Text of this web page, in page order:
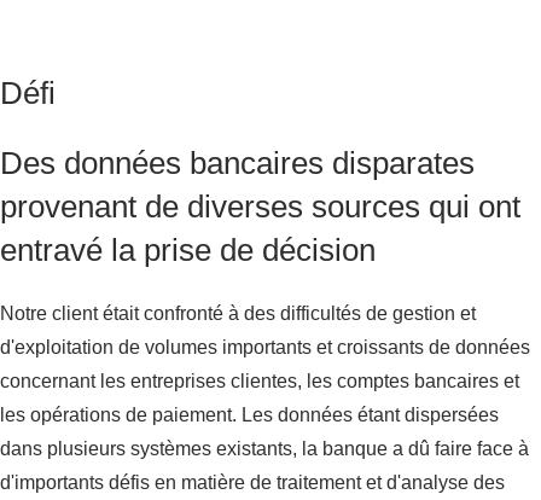
Défi
Des données bancaires disparates
provenant de diverses sources qui ont
entravé la prise de décision
Notre client était confronté à des difficultés de gestion et
d'exploitation de volumes importants et croissants de données
concernant les entreprises clientes, les comptes bancaires et
les opérations de paiement. Les données étant dispersées
dans plusieurs systèmes existants, la banque a dû faire face à
d'importants défis en matière de traitement et d'analyse des